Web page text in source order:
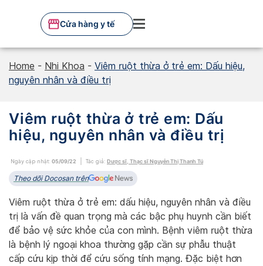
Cửa hàng y tế
Home - Nhi Khoa - Viêm ruột thừa ở trẻ em: Dấu hiệu,
nguyên nhân và điều trị
Viêm ruột thừa ở trẻ em: Dấu
hiệu, nguyên nhân và điều trị
Ngày cập nhật: 05/09/22 Tác giả: Dược sĩ, Thạc sĩ Nguyễn Thị Thanh Tú
Theo dõi Docosan trên
Viêm ruột thừa ở trẻ em: dấu hiệu, nguyên nhân và điều
trị là vấn đề quan trọng mà các bậc phụ huynh cần biết
để bảo vệ sức khỏe của con mình. Bệnh viêm ruột thừa
là bệnh lý ngoại khoa thường gặp cần sự phẫu thuật
cấp cứu kịp thời để cứu sống tính mạng. Đặc biệt hơn